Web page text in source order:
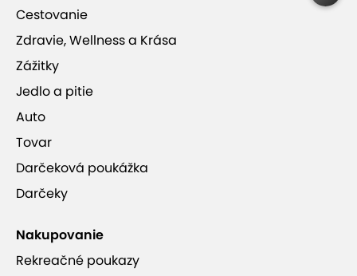
Cestovanie
Zdravie, Wellness a Krása
Zážitky
Jedlo a pitie
Auto
Tovar
Darčeková poukážka
Darčeky
Nakupovanie
Rekreačné poukazy